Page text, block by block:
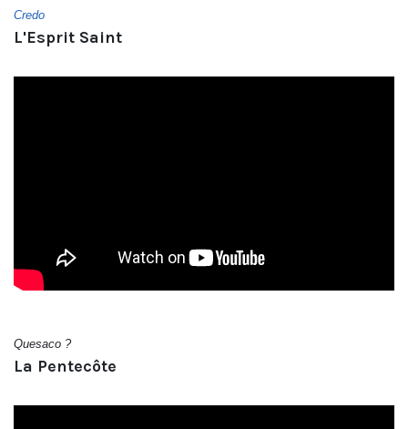
Credo
L'Esprit Saint
Quesaco ?
La Pentecôte